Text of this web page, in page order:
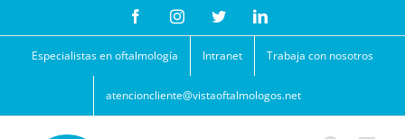
contenido
FacebookInstagramTwitterLinkedIn
Especialistas en oftalmología Intranet Trabaja con nosotros
atencioncliente@vistaoftalmologos.net